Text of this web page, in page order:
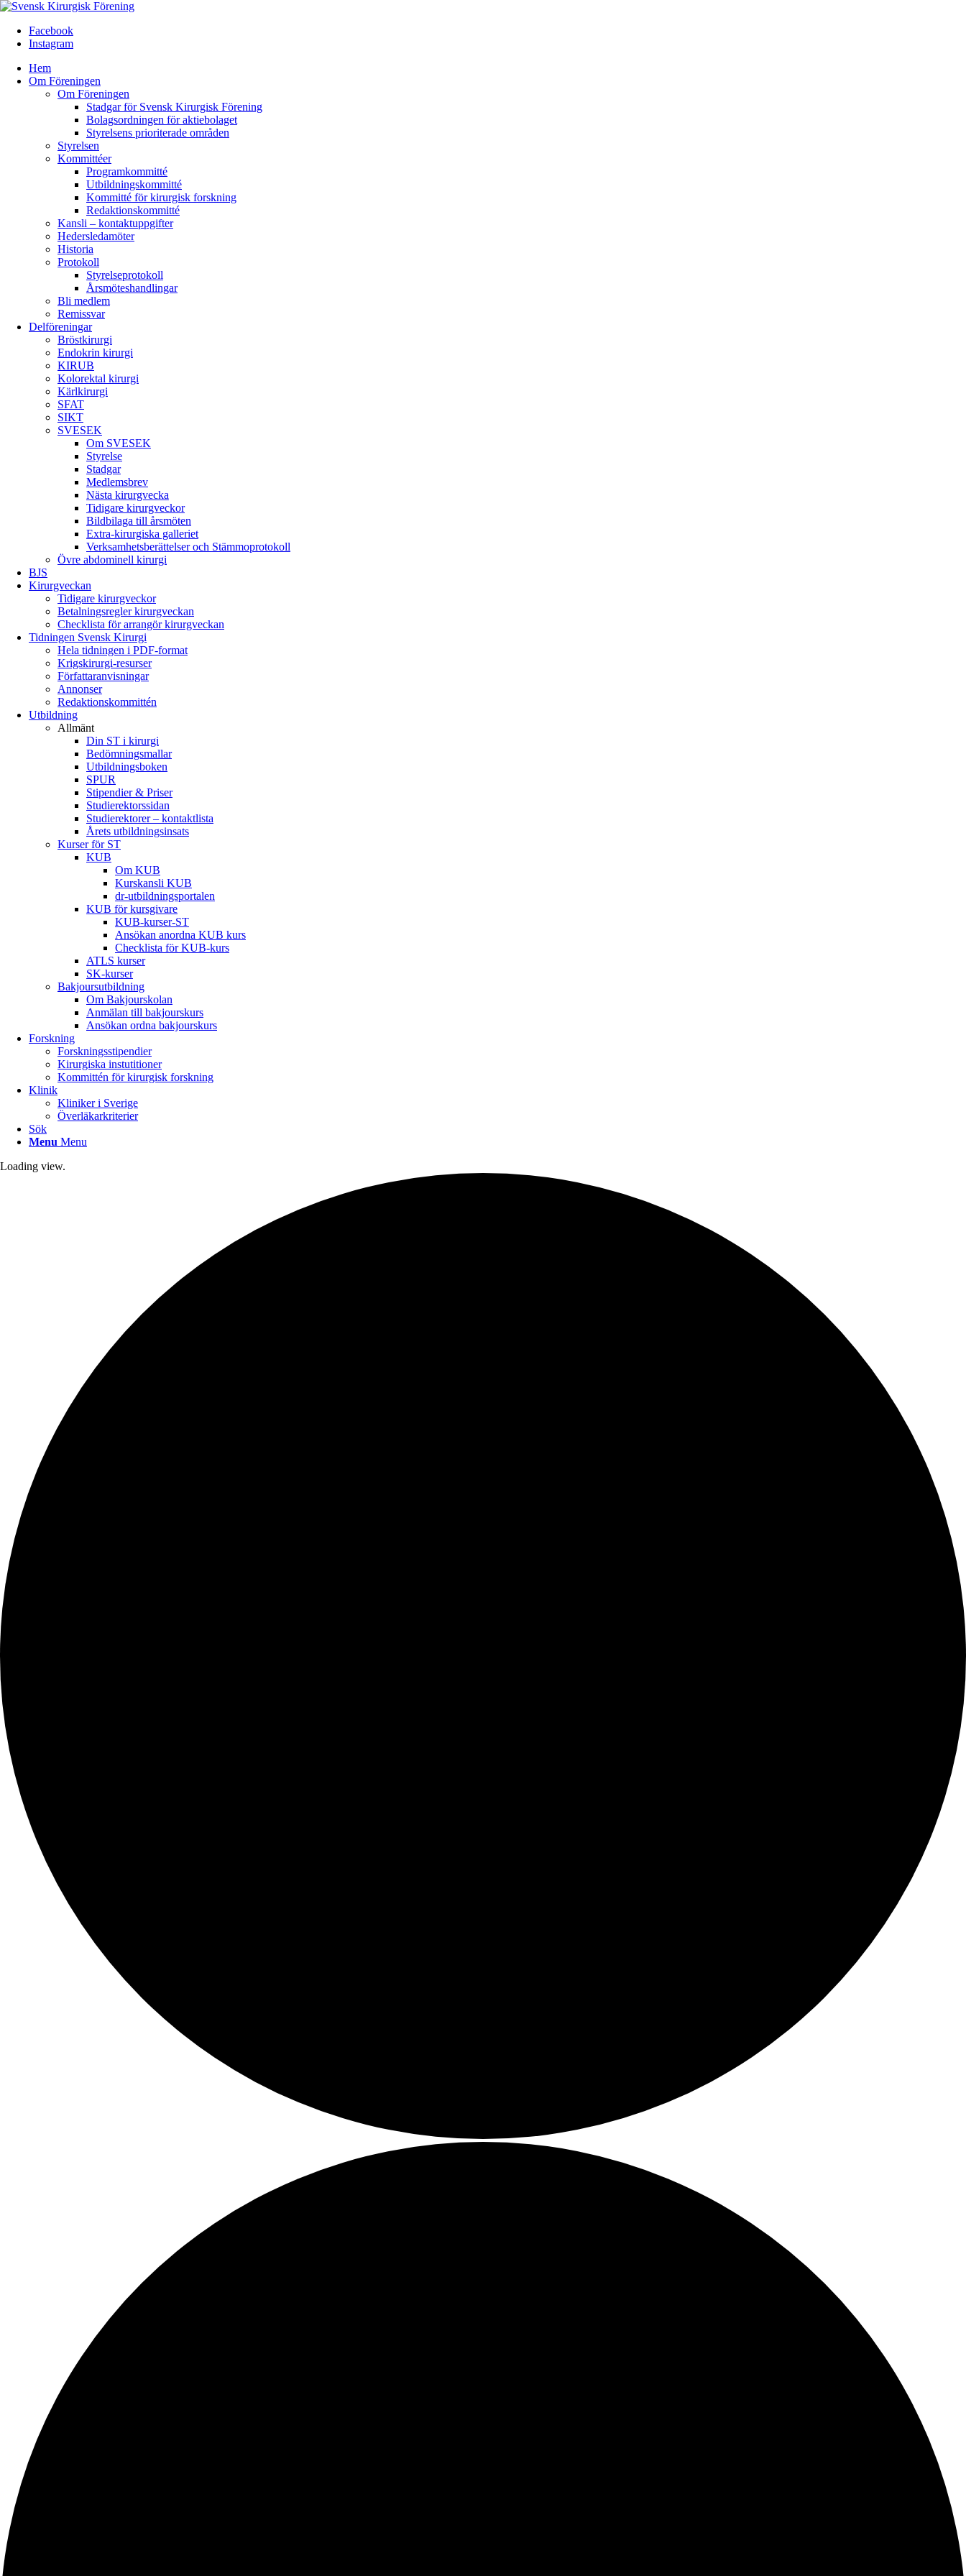
Facebook
Instagram
Hem
Om Föreningen
Om Föreningen
Stadgar för Svensk Kirurgisk Förening
Bolagsordningen för aktiebolaget
Styrelsens prioriterade områden
Styrelsen
Kommittéer
Programkommitté
Utbildningskommitté
Kommitté för kirurgisk forskning
Redaktionskommitté
Kansli – kontaktuppgifter
Hedersledamöter
Historia
Protokoll
Styrelseprotokoll
Årsmöteshandlingar
Bli medlem
Remissvar
Delföreningar
Bröstkirurgi
Endokrin kirurgi
KIRUB
Kolorektal kirurgi
Kärlkirurgi
SFAT
SIKT
SVESEK
Om SVESEK
Styrelse
Stadgar
Medlemsbrev
Nästa kirurgvecka
Tidigare kirurgveckor
Bildbilaga till årsmöten
Extra-kirurgiska galleriet
Verksamhetsberättelser och Stämmoprotokoll
Övre abdominell kirurgi
BJS
Kirurgveckan
Tidigare kirurgveckor
Betalningsregler kirurgveckan
Checklista för arrangör kirurgveckan
Tidningen Svensk Kirurgi
Hela tidningen i PDF-format
Krigskirurgi-resurser
Författaranvisningar
Annonser
Redaktionskommittén
Utbildning
Allmänt
Din ST i kirurgi
Bedömningsmallar
Utbildningsboken
SPUR
Stipendier & Priser
Studierektorssidan
Studierektorer – kontaktlista
Årets utbildningsinsats
Kurser för ST
KUB
Om KUB
Kurskansli KUB
dr-utbildningsportalen
KUB för kursgivare
KUB-kurser-ST
Ansökan anordna KUB kurs
Checklista för KUB-kurs
ATLS kurser
SK-kurser
Bakjoursutbildning
Om Bakjourskolan
Anmälan till bakjourskurs
Ansökan ordna bakjourskurs
Forskning
Forskningsstipendier
Kirurgiska instutitioner
Kommittén för kirurgisk forskning
Klinik
Kliniker i Sverige
Överläkarkriterier
Sök
Menu Menu
Loading view.